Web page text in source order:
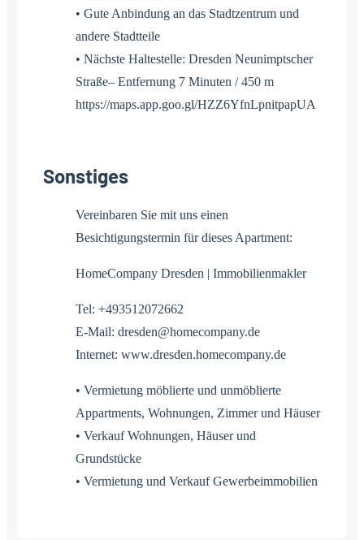
• Gute Anbindung an das Stadtzentrum und
andere Stadtteile
• Nächste Haltestelle: Dresden Neunimptscher
Straße– Entfernung 7 Minuten / 450 m
https://maps.app.goo.gl/HZZ6YfnLpnitpapUA
Sonstiges
Vereinbaren Sie mit uns einen
Besichtigungstermin für dieses Apartment:
HomeCompany Dresden | Immobilienmakler
Tel: +493512072662
E-Mail: dresden@homecompany.de
Internet: www.dresden.homecompany.de
• Vermietung möblierte und unmöblierte
Appartments, Wohnungen, Zimmer und Häuser
• Verkauf Wohnungen, Häuser und
Grundstücke
• Vermietung und Verkauf Gewerbeimmobilien